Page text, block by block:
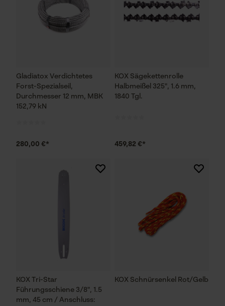
Gladiatox Verdichtetes
Forst-Spezialseil,
Durchmesser 12 mm, MBK
152,79 kN
280,00 €*
KOX Sägekettenrolle
Halbmeißel 325", 1.6 mm,
1840 Tgl.
459,82 €*
KOX Tri-Star
Führungsschiene 3/8", 1.5
mm, 45 cm / Anschluss:
KOX Schnürsenkel Rot/Gelb